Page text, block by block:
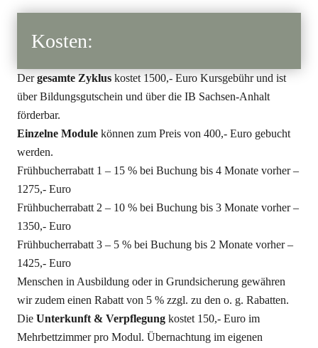
Kosten:
Dergesamte Zyklus kostet 1500,- Euro Kursgebühr und ist
über Bildungsgutschein und über die IB Sachsen-Anhalt
förderbar.
Einzelne Module können zum Preis von 400,- Euro gebucht
werden.
Frühbucherrabatt 1 – 15 % bei Buchung bis 4 Monate vorher –
1275,- Euro
Frühbucherrabatt 2 – 10 % bei Buchung bis 3 Monate vorher –
1350,- Euro
Frühbucherrabatt 3 – 5 % bei Buchung bis 2 Monate vorher –
1425,- Euro
Menschen in Ausbildung oder in Grundsicherung gewähren
wir zudem einen Rabatt von 5 % zzgl. zu den o. g. Rabatten.
Die Unterkunft & Verpflegung kostet 150,- Euro im
Mehrbettzimmer pro Modul. Übernachtung im eigenen